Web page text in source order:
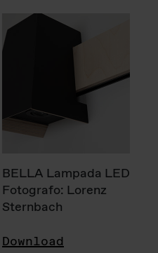
BELLA Lampada LED
Fotografo: Lorenz
Sternbach
Download